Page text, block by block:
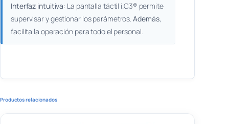
Interfaz intuitiva: La pantalla táctil i.C3® permite
supervisar y gestionar los parámetros.Además,
facilita la operación para todo el personal.
Productos relacionados